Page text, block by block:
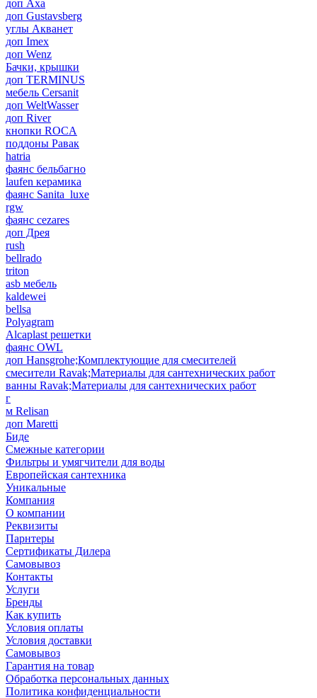
доп Axa
доп Gustavsberg
углы Акванет
доп Imex
доп Wenz
Бачки, крышки
доп TERMINUS
мебель Cersanit
доп WeltWasser
доп River
кнопки ROCA
поддоны Равак
hatria
фаянс бельбагно
laufen керамика
фаянс Sanita_luxe
rgw
фаянс cezares
доп Дрея
rush
bellrado
triton
asb мебель
kaldewei
bellsa
Polyagram
Alcaplast решетки
фаянс OWL
доп Hansgrohe;Комплектующие для смесителей
смесители Ravak;Материалы для сантехнических работ
ванны Ravak;Материалы для сантехнических работ
г
м Relisan
доп Maretti
Биде
Смежные категории
Фильтры и умягчители для воды
Европейская сантехника
Уникальные
Компания
О компании
Реквизиты
Парнтеры
Сертификаты Дилера
Самовывоз
Контакты
Услуги
Бренды
Как купить
Условия оплаты
Условия доставки
Самовывоз
Гарантия на товар
Обработка персональных данных
Политика конфиденциальности